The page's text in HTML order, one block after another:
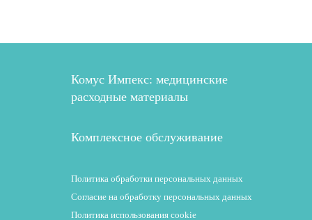
Комус Импекс: медицинские
расходные материалы
Комплексное обслуживание
Политика обработки персональных данных
Согласие на обработку персональных данных
Политика использования cookie